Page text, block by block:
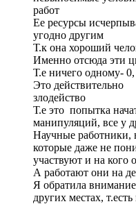
работ
Ее ресурсы
угодно другим
Т.к она хороший
Именно отсюда эти
Т.е ничего одному-
Это действительно
злодейство
Т.е это попытка
манипуляций, все у
Научные работники,
которые даже не
участвуют и на кого
А работают они на
Я обратила
других местах,